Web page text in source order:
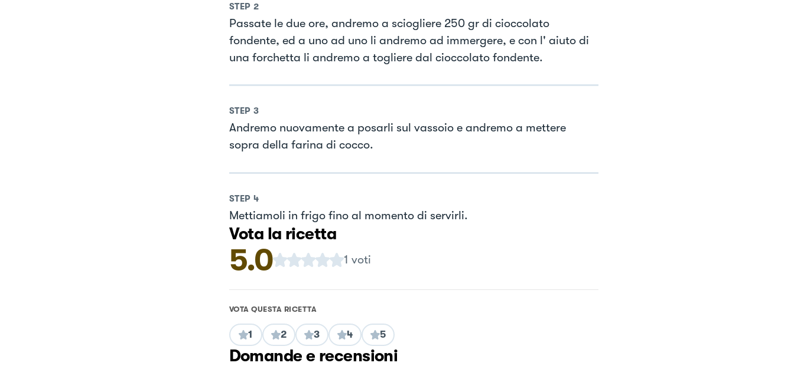
STEP 2
Passate le due ore, andremo a sciogliere 250 gr di cioccolato
fondente, ed a uno ad uno li andremo ad immergere, e con l' aiuto di
una forchetta li andremo a togliere dal cioccolato fondente.
STEP 3
Andremo nuovamente a posarli sul vassoio e andremo a mettere
sopra della farina di cocco.
STEP 4
Mettiamoli in frigo fino al momento di servirli.
Vota la ricetta
5.0 1 voti
VOTA QUESTA RICETTA
1 2 3 4 5
Domande e recensioni